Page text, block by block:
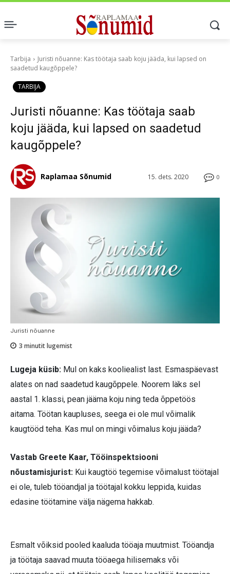
Tarbija
Juristi nõuanne: Kas töötaja saab koju jääda, kui lapsed on
saadetud kaugõppele?
TARBIJA
Juristi nõuanne: Kas töötaja saab
koju jääda, kui lapsed on saadetud
kaugõppele?
0
15. dets. 2020
Raplamaa Sõnumid
Juristi nõuanne
3 minutit lugemist
Lugeja küsib: Mul on kaks kooliealist last. Esmaspäevast
alates on nad saadetud kaugõppele. Noorem läks sel
aastal 1. klassi, pean jääma koju ning teda õppetöös
aitama. Töötan kaupluses, seega ei ole mul võimalik
kaugtööd teha. Kas mul on mingi võimalus koju jääda?
Vastab Greete Kaar, Tööinspektsiooni
nõustamisjurist: Kui kaugtöö tegemise võimalust töötajal
ei ole, tuleb tööandjal ja töötajal kokku leppida, kuidas
edasine töötamine välja nägema hakkab.
Esmalt võiksid pooled kaaluda tööaja muutmist. Tööandja
ja töötaja saavad muuta tööaega hilisemaks või